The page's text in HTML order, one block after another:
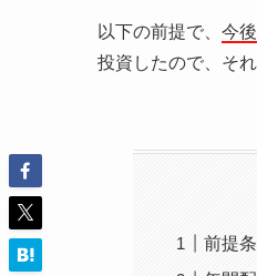
以下の前提で、 今後
投資したので、そ
前提